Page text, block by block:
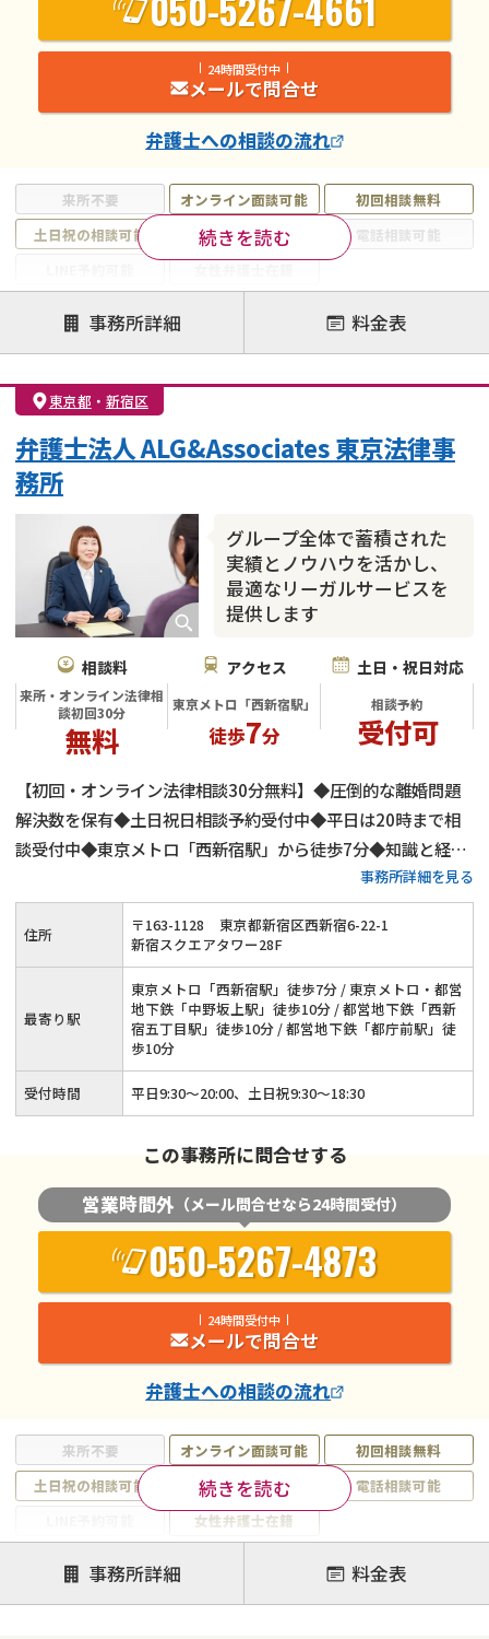
来所不要 オンライン面談可能
初回相談無料
土日祝の相談可能
19時以降電話可能
電話相談可能
注力案件
離婚前相談
離婚調停
離婚裁判
親権・面会交流権
DV
モラハラ
不貞・不倫慰謝料請求
財産分与
内縁の夫婦 熟年離婚
続きを読む
24時間受付中
メールで問合せ
弁護士への相談の流れ
事務所詳細 料金表
東京都 ・ 新宿区
グループ全体で蓄積された
実績とノウハウを活かし、
最適なリーガルサービスを
提供します
弁護士法人 ALG&Associates 東京法律事
務所
相談料
来所・オンライン法律相
談初回30分
無料
アクセス
東京メトロ「西新宿駅」
徒歩7分
土日・祝日対応
相談予約
受付可
【初回・オンライン法律相談30分無料】◆圧倒的な離婚問題
解決数を保有◆土日祝日相談予約受付中◆平日は20時まで相
談受付中◆東京メトロ「西新宿駅」から徒歩7分◆知識と経験
を積み上げた、離婚問題を集中的に取り扱う弁護士が多数在籍
◆弁護士法人ALGだからこそできるリーガルサービスを提供し
ます
事務所詳細を見る
来所不要 オンライン面談可能
初回相談無料
土日祝の相談可能
19時以降電話可能
電話相談可能
女性弁護士在籍
注力案件
離婚前相談
離婚調停
離婚裁判
続きを読む
住所 〒163-1128
東京都新宿区西新宿6-22-1
新宿スクエアタワー28F
最寄り駅
東京メトロ「西新宿駅」徒歩7分 / 東京メトロ・都営
地下鉄「中野坂上駅」徒歩10分 / 都営地下鉄「西新
宿五丁目駅」徒歩10分 / 都営地下鉄「都庁前駅」徒
歩10分
受付時間 平日9:30～20:00、土日祝9:30～18:30
この事務所に問合せする
営業時間外 （メール問合せなら24時間受付）
050-5267-4873
24時間受付中
メールで問合せ
弁護士への相談の流れ
事務所詳細 料金表